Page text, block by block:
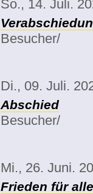
So., 14. Juli.
Besucher/
Di., 09. Juli.
Abschied
Besucher/
Mi., 26. Juni.
Frieden für alle